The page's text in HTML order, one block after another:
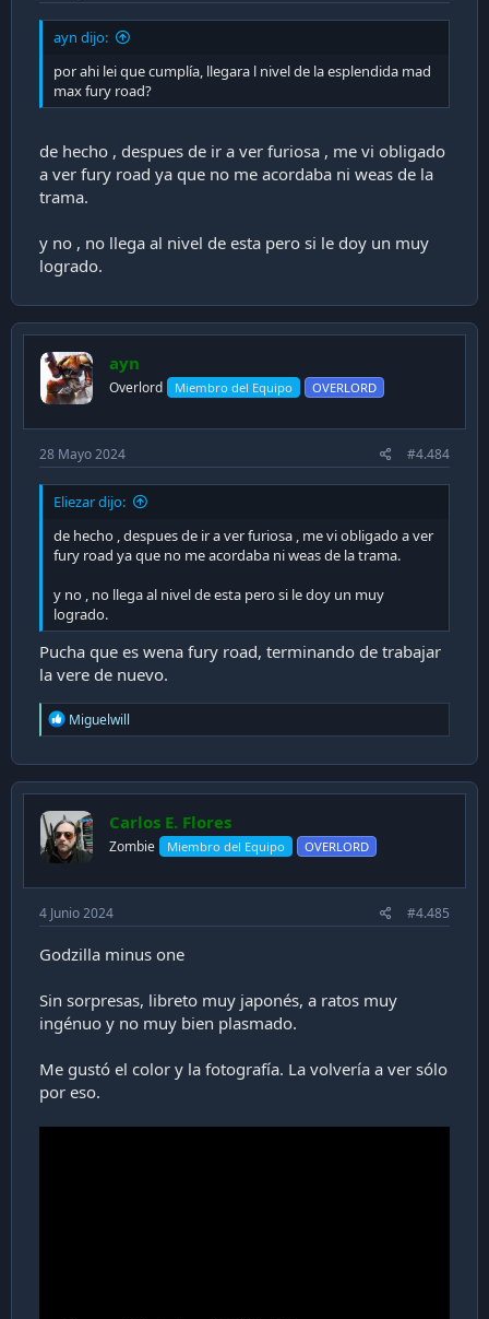
ayn dijo:
por ahi lei que cumplía, llegara l nivel de la esplendida mad
max fury road?
de hecho , despues de ir a ver furiosa , me vi obligado
a ver fury road ya que no me acordaba ni weas de la
trama.
y no , no llega al nivel de esta pero si le doy un muy
logrado.
ayn
Overlord Miembro del Equipo OVERLORD
28 Mayo 2024 #4.484
Eliezar dijo:
de hecho , despues de ir a ver furiosa , me vi obligado a ver
fury road ya que no me acordaba ni weas de la trama.
y no , no llega al nivel de esta pero si le doy un muy
logrado.
Pucha que es wena fury road, terminando de trabajar
la vere de nuevo.
R
e
c
t
o
n
s
Miguelwill
Carlos E. Flores
Zombie Miembro del Equipo OVERLORD
4 Junio 2024 #4.485
Godzilla minus one
Sin sorpresas, libreto muy japonés, a ratos muy
ingénuo y no muy bien plasmado.
Me gustó el color y la fotografía. La volvería a ver sólo
por eso.